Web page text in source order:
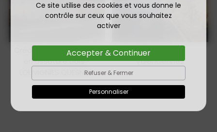
Ce site utilise des cookies et vous donne le
contrôle sur ceux que vous souhaitez
activer
Accepter & Continuer
Refuser & Fermer
Personnaliser
Création d'une coursive
en ossature bois -
LOUVIGNIES QUESNOY
Rénovation -
Valenciennes